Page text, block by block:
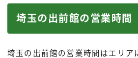
埼玉の出前館の営業時間
埼玉の出前館の営業時間はエリア